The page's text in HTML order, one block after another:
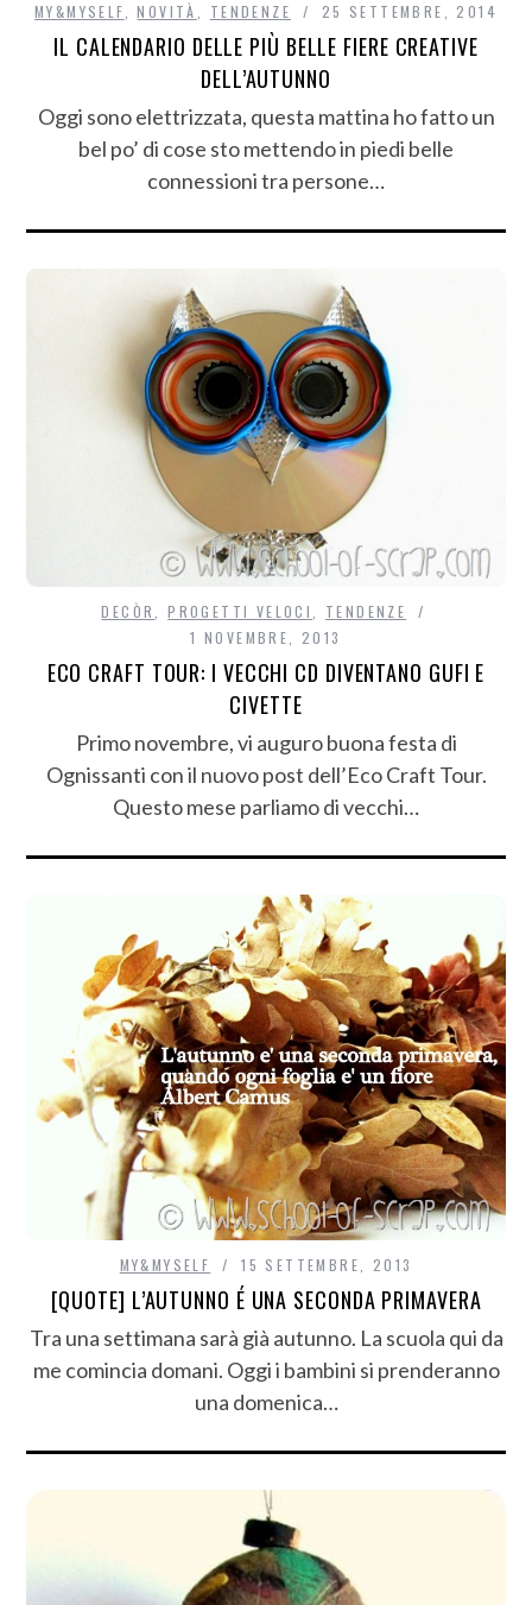
MY&MYSELF ,NOVITÀ TENDENZE 25 SETTEMBRE, 2014
IL CALENDARIO DELLE PIÙ BELLE FIERE CREATIVE
DELL’AUTUNNO
Oggi sono elettrizzata, questa mattina ho fatto un
bel po’ di cose sto mettendo in piedi belle
connessioni tra persone…
DECÒR,PROGETTI VELOCI, TENDENZE
1 NOVEMBRE, 2013
ECO CRAFT TOUR: I VECCHI CD DIVENTANO GUFI E
CIVETTE
Primo novembre, vi auguro buona festa di
Ognissanti con il nuovo post dell’Eco Craft Tour.
Questo mese parliamo di vecchi…
MY&MYSELF 15 SETTEMBRE, 2013
[QUOTE] L’AUTUNNO É UNA SECONDA PRIMAVERA
Tra una settimana sarà già autunno. La scuola qui da
me comincia domani. Oggi i bambini si prenderanno
una domenica…